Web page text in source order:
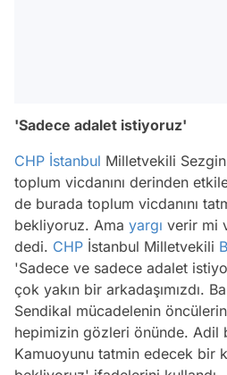
'Sadece adalet istiyoruz'
CHP İstanbul Milletvekili Sezgin
toplum vicdanını derinden
de burada toplum vicdanını
bekliyoruz. Ama yargı verir mi
dedi. CHP İstanbul Milletvekili
'Sadece ve sadece adalet
çok yakın bir arkadaşımızdı.
Sendikal mücadelenin
hepimizin gözleri önünde. Adil
Kamuoyunu tatmin edecek bir